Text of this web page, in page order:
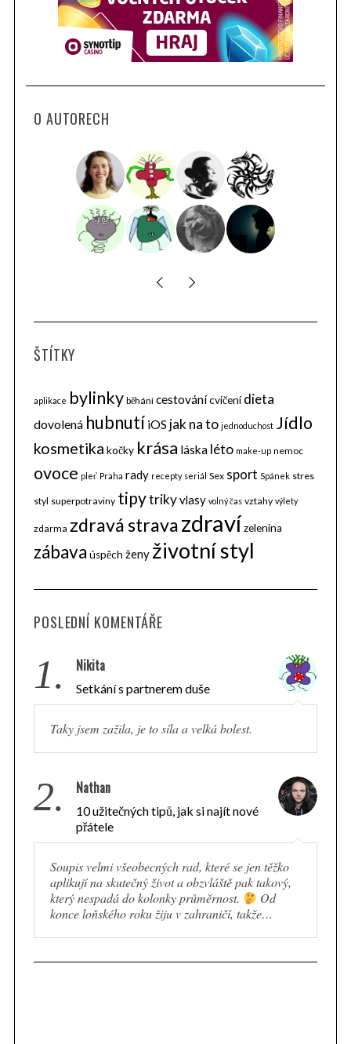
O AUTORECH
ŠTÍTKY
aplikace bylinky běhání cestovánícvičení dieta
dovolená hubnutí iOS jak na to jednoduchost Jídlo
kosmetika kočky krása láska léto make-up nemoc
ovoce pleť Praha rady recepty seriál Sex sport Spánek stres
styl superpotraviny tipytrikyvlasy volný čas vztahy výlety
zdarma zdravá stravazdravízelenina
zábava úspěch ženy životní styl
POSLEDNÍ KOMENTÁŘE
1. Nikita
Setkání s partnerem duše
Taky jsem zažila, je to síla a velká bolest.
2. Nathan
10 užitečných tipů, jak si najít nové
přátele
Soupis velmi všeobecných rad, které se jen těžko
aplikují na skutečný život a obzvláště pak takový,
který nespadá do kolonky průměrnost.
Od
konce loňského roku žiju v zahraničí, takže…